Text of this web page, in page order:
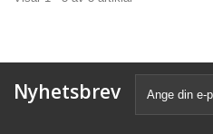
Nyhetsbrev